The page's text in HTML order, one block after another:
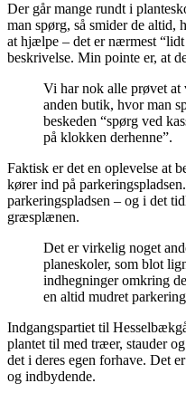
Der går mange rundt i
man spørg, så smider de altid,
at hjælpe – det er nærmest
beskrivelse. Min pointe er, at
Vi har nok alle prøvet at
anden butik, hvor man
beskeden “spørg ved
på klokken derhenne”.
Faktisk er det en oplevelse at
kører ind på
parkeringspladsen – og i det
græsplænen.
Det er virkelig noget
planeskoler, som blot
indhegninger omkring
en altid mudret
Indgangspartiet til
plantet til med træer, stauder
det i deres egen forhave. Det
og indbydende.